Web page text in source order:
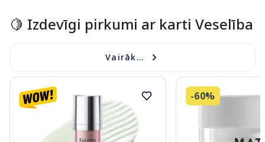
🍋 Izdevīgi pirkumi ar karti Veselība
Vairāk...
-60%